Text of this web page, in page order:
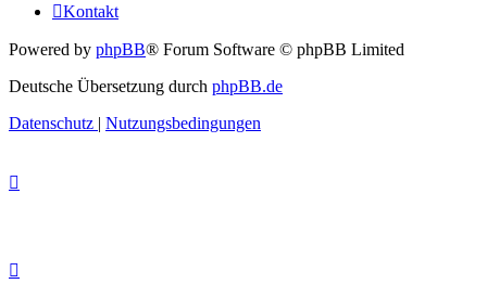
Kontakt
Powered by phpBB® Forum Software © phpBB Limited
Deutsche Übersetzung durch phpBB.de
Datenschutz | Nutzungsbedingungen